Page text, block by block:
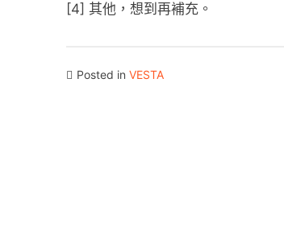
[4] 其他，想到再補充。
Posted in VESTA